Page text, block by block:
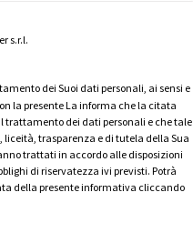
s.r.l.
dei Suoi dati personali, ai sensi e
la presente La informa che la citata
trattamento dei dati personali e che tale
trasparenza e di tutela della Sua
trattati in accordo alle disposizioni
di riservatezza ivi previsti. Potrà
della presente informativa cliccando